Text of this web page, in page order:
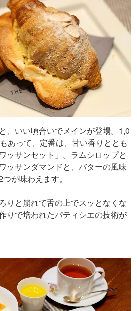
、いい頃合いでメインが登場。1,0
あって、定番は、甘い香りととも
ッサンセット」。ラムシロップと
ッサンダマンドと、バターの風味
が味わえます。
りと崩れて舌の上でスッとなくな
りで培われたパティシエの技術が